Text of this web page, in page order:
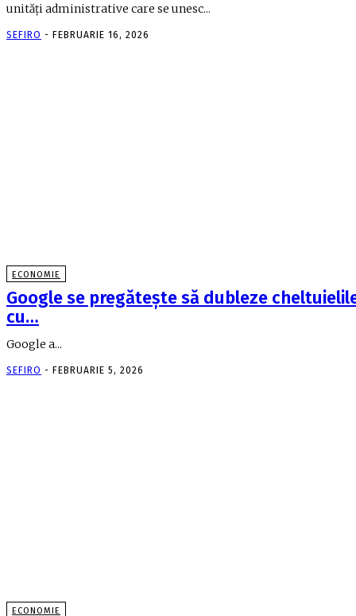
unități administrative care se unesc...
SEFIRO - FEBRUARIE 16, 2026
ECONOMIE
Google se pregăteşte să dubleze
cu…
Google a...
SEFIRO - FEBRUARIE 5, 2026
ECONOMIE